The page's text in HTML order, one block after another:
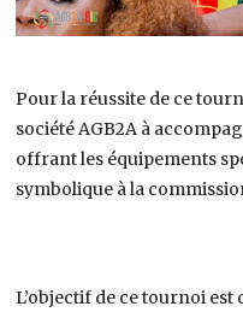
Pour la réussite de ce
société AGB2A à
offrant les équipements
symbolique à la
L’objectif de ce tournoi